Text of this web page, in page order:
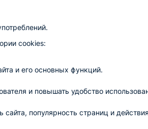
cookies:
и его основных функций.
и повышать удобство
популярность страниц и